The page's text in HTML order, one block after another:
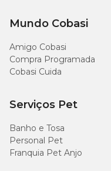
Mundo Cobasi
Amigo Cobasi
Compra Programada
Cobasi Cuida
Serviços Pet
Banho e Tosa
Personal Pet
Franquia Pet Anjo